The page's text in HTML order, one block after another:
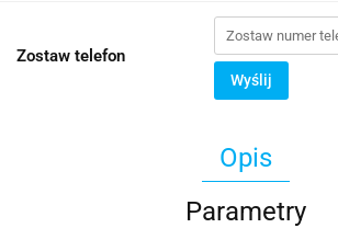
Zostaw telefon
Wyślij
Opis
Parametry